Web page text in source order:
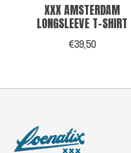
XXX AMSTERDAM
LONGSLEEVE T-SHIRT
€39,50